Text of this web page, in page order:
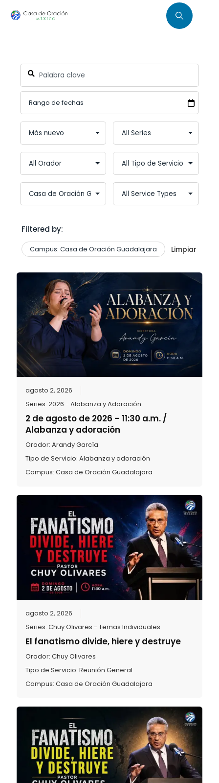
Filtered by:
Campus: Casa de Oración Guadalajara Limpiar
agosto 2, 2026
Series: 2026 - Alabanza y Adoración
2 de agosto de 2026 – 11:30 a.m. /
Alabanza y adoración
Orador: Arandy García
Tipo de Servicio: Alabanza y adoración
Campus: Casa de Oración Guadalajara
agosto 2, 2026
Series: Chuy Olivares - Temas Individuales
El fanatismo divide, hiere y destruye
Orador: Chuy Olivares
Tipo de Servicio: Reunión General
Campus: Casa de Oración Guadalajara